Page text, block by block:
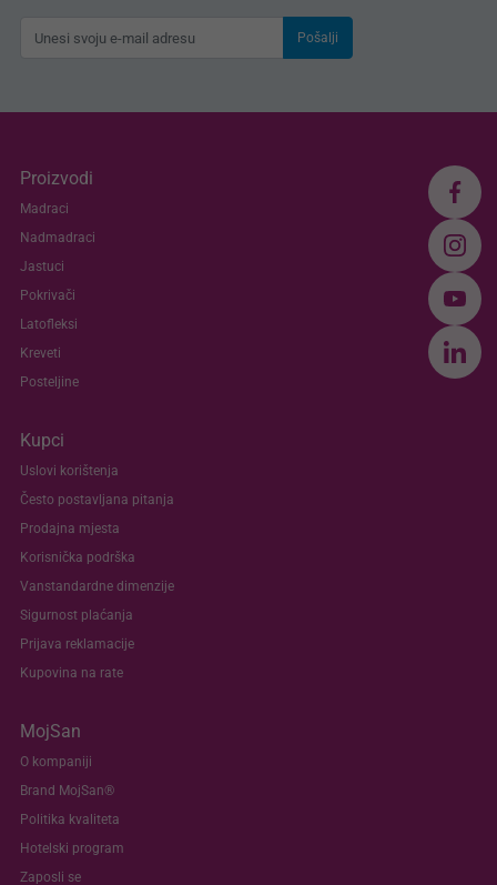
Pošalji
Proizvodi
Madraci
Nadmadraci
Jastuci
Pokrivači
Latofleksi
Kreveti
Posteljine
Kupci
Uslovi korištenja
Često postavljana pitanja
Prodajna mjesta
Korisnička podrška
Vanstandardne dimenzije
Sigurnost plaćanja
Prijava reklamacije
Kupovina na rate
MojSan
O kompaniji
Brand MojSan®
Politika kvaliteta
Hotelski program
Zaposli se